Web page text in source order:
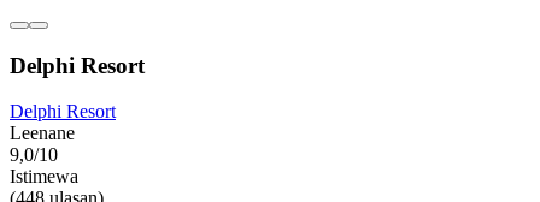
Delphi Resort
Delphi Resort
Leenane
9,0/10
Istimewa